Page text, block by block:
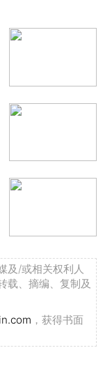
及/或相关权利人
载、摘编、复制及
，获得书面